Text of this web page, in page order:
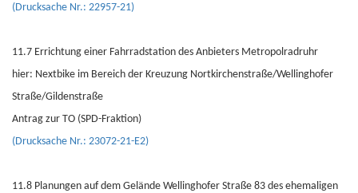
(Drucksache Nr.: 22957-21)
11.7 Errichtung einer Fahrradstation des Anbieters Metropolradruhr
hier: Nextbike im Bereich der Kreuzung Nortkirchenstraße/Wellinghofer
Straße/Gildenstraße
Antrag zur TO (SPD-Fraktion)
(Drucksache Nr.: 23072-21-E2)
11.8 Planungen auf dem Gelände Wellinghofer Straße 83 des ehemaligen